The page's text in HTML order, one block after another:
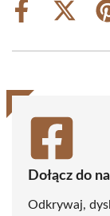
Share
Share
(Twitter)
Dołącz do
Odkrywaj,